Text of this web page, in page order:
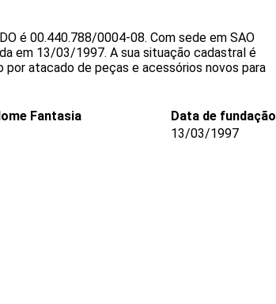
é 00.440.788/0004-08. Com sede em SAO
em 13/03/1997. A sua situação cadastral é
atacado de peças e acessórios novos para
Fantasia
Data de fundação
13/03/1997